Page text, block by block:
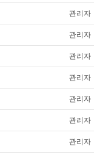
관리자
관리자
관리자
관리자
관리자
관리자
관리자